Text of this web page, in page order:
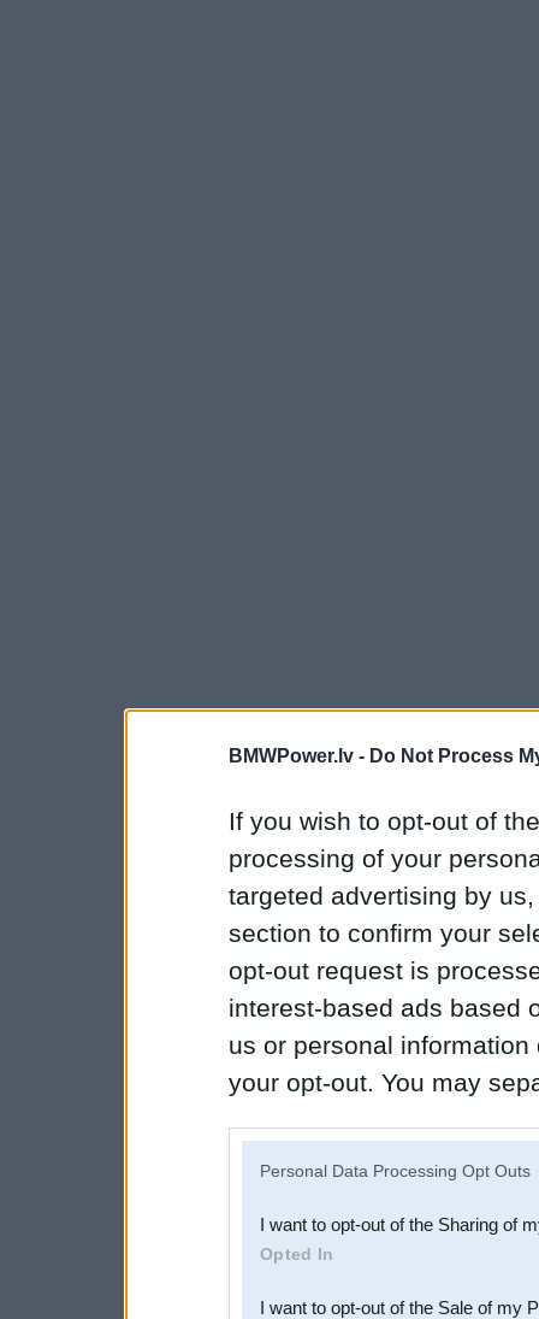
BMWPower.lv - Do Not Process
If you wish to opt-out of
processing of your
targeted advertising by
section to confirm your
opt-out request is
interest-based ads based
us or personal
your opt-out. You may
Downstream Participants
third parties.
Personal Data Processing Opt Outs
I want to opt-out of the Sharing of
Opted In
I want to opt-out of the Sale of my